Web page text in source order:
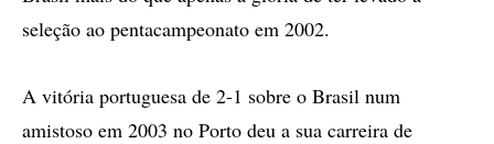
seleção ao pentacampeonato em 2002.
A vitória portuguesa de 2-1 sobre o Brasil num
amistoso em 2003 no Porto deu a sua carreira de